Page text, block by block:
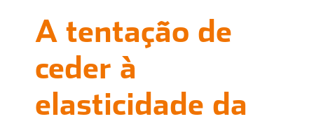
A tentação de
ceder à
elasticidade da